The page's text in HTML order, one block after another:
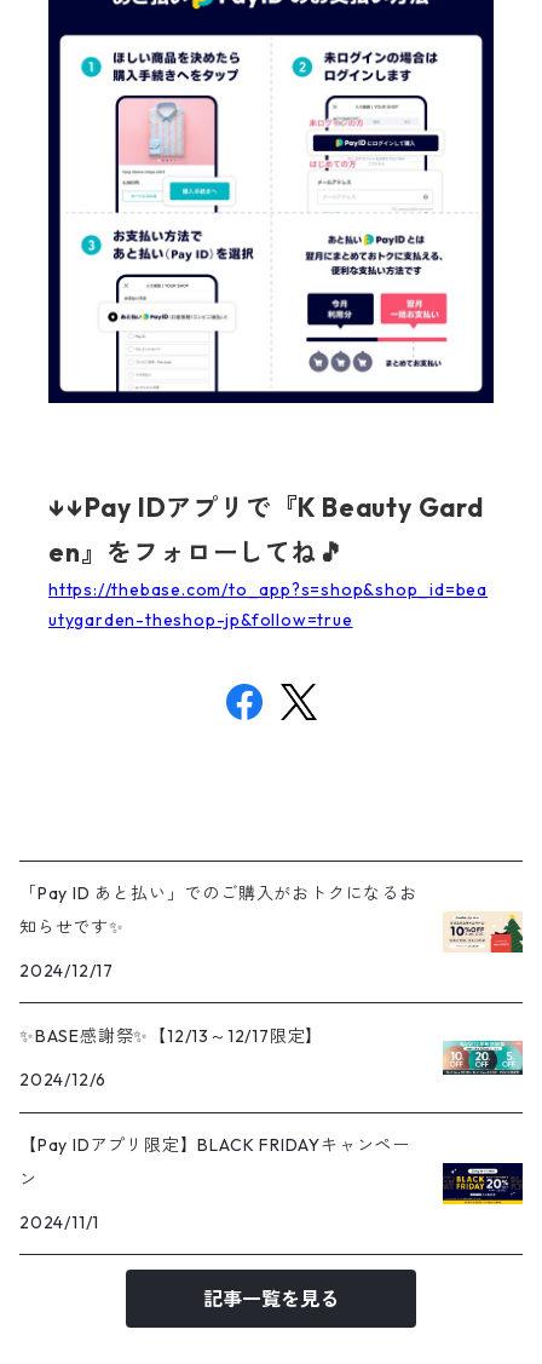
↓↓Pay IDアプリで『K Beauty Gard
en』をフォローしてね🎵
https://thebase.com/to_app?s=shop&shop_id=bea
utygarden-theshop-jp&follow=true
「Pay ID あと払い」でのご購入がおトクになるお
知らせです✨
2024/12/17
✨BASE感謝祭✨【12/13～12/17限定】
2024/12/6
【Pay IDアプリ限定】BLACK FRIDAYキャンペー
ン
2024/11/1
記事一覧を見る